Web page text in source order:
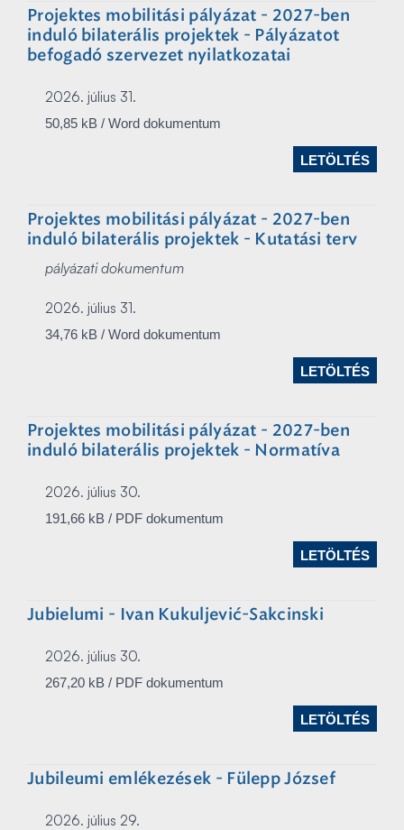
Projektes mobilitási pályázat - 2027-ben
induló bilaterális projektek - Pályázatot
befogadó szervezet nyilatkozatai
2026. július 31.
50,85 kB / Word dokumentum
LETÖLTÉS
Projektes mobilitási pályázat - 2027-ben
induló bilaterális projektek - Kutatási terv
pályázati dokumentum
2026. július 31.
34,76 kB / Word dokumentum
LETÖLTÉS
Projektes mobilitási pályázat - 2027-ben
induló bilaterális projektek - Normatíva
2026. július 30.
191,66 kB / PDF dokumentum
LETÖLTÉS
Jubielumi - Ivan Kukuljević-Sakcinski
2026. július 30.
267,20 kB / PDF dokumentum
LETÖLTÉS
Jubileumi emlékezések - Fülepp József
2026. július 29.